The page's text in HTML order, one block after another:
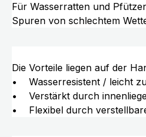
Für Wasserratten und
Spuren von schlechtem
Die Vorteile liegen auf der
• Wasserresistent / leicht
• Verstärkt durch
• Flexibel durch